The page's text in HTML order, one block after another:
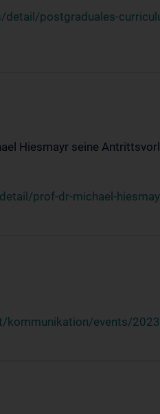
postgraduales-
Hiesmayr seine
prof-dr-michael-
events/